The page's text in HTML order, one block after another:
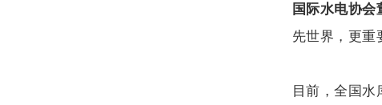
国际水电协会
先世界，更重
目前，全国水